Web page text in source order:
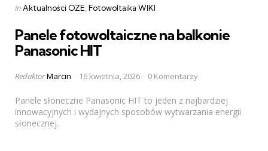
Categories
Posted
inAktualności OZE Fotowoltaika WIKI
Panele fotowoltaiczne na balkonie
Panasonic HIT
Posted
RedaktorMarcin 16 kwietnia, 2026 0 Komentarzy
Panele słoneczne Panasonic HIT to jeden z najbardziej
innowacyjnych i wydajnych sposobów wytwarzania energii
słonecznej.